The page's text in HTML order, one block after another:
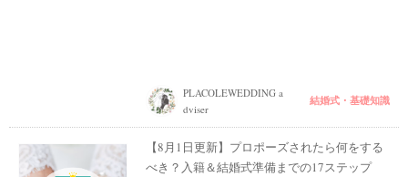
PLACOLEWEDDING a
dviser
結婚式・基礎知識
【8月1日更新】プロポーズされたら何をする
べき？入籍＆結婚式準備までの17ステップ